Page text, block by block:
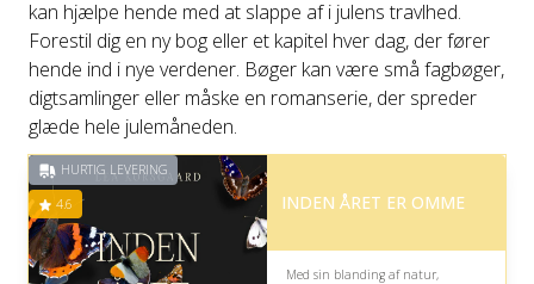
kan hjælpe hende med at slappe af i julens travlhed.
Forestil dig en ny bog eller et kapitel hver dag, der fører
hende ind i nye verdener. Bøger kan være små fagbøger,
digtsamlinger eller måske en romanserie, der spreder
glæde hele julemåneden.
HURTIG LEVERING
4.6 INDEN ÅRET ER OMME
Med sin blanding af natur,